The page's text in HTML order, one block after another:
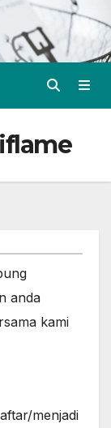
anda
kami
menjadi